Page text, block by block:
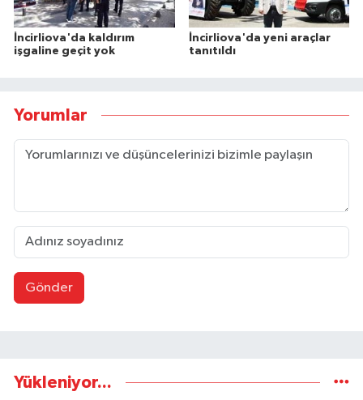
İncirliova'da kaldırım
işgaline geçit yok
İncirliova'da yeni araçlar
tanıtıldı
Yorumlar
Gönder
Yükleniyor...